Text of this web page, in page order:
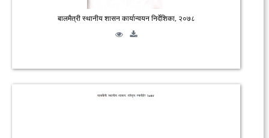
बालमैत्री स्थानीय शासन कार्यान्वयन निर्देशिका, २०७८